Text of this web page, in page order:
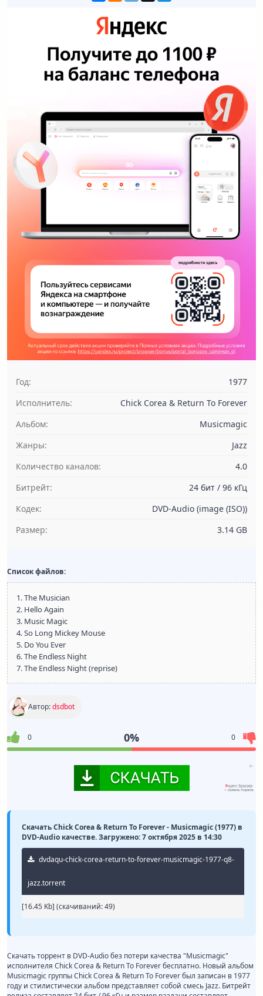
Год:
1977
Исполнитель:
Chick Corea & Return To Forever
Альбом:
Musicmagic
Жанры:
Jazz
Количество каналов:
4.0
Битрейт:
24 бит / 96 кГц
Кодек:
DVD-Audio (image (ISO))
Размер:
3.14 GB
Список файлов:
1. The Musician
2. Hello Again
3. Music Magic
4. So Long Mickey Mouse
5. Do You Ever
6. The Endless Night
7. The Endless Night (reprise)
Автор:dsdbot
0 0% 0
Скачать Chick Corea & Return To Forever - Musicmagic (1977) в
DVD-Audio качестве. Загружено: 7 октября 2025 в 14:30
dvdaqu-chick-corea-return-to-forever-musicmagic-1977-q8-
jazz.torrent
[16.45 Kb] (cкачиваний: 49)
Скачать торрент в DVD-Audio без потери качества "Musicmagic"
исполнителя Chick Corea & Return To Forever бесплатно. Новый альбом
Musicmagic группы Chick Corea & Return To Forever был записан в 1977
году и стилистически альбом представляет собой смесь Jazz. Битрейт